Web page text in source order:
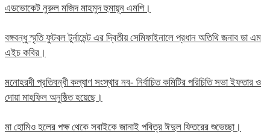
এডভোকেট নুরুল মজিদ মাহমুদ হুমায়ূন এমপি।
বঙ্গবন্ধু স্মৃতি ফুটবল টুর্নামেন্ট এর দ্বিতীয় সেমিফাইনালে প্রধান অতিথি জনাব ডা এম
এইচ কবির।
মনোহরদী প্রতিবন্ধী কল্যাণ সংস্থার নব- নির্বাচিত কমিটির পরিচিতি সভা ইফতার ও
দোয়া মাহফিল অনুষ্ঠিত হয়েছে।
মা হোমিও হলের পক্ষ থেকে সবাইকে জানাই পবিত্র ঈদুল ফিতরের শুভেচ্ছা।